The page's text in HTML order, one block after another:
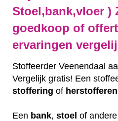
Stoel,bank,vloer )
goedkoop of
ervaringen
Stoffeerder Veenendaal
Vergelijk gratis! Een
stoffering of herstofferen
Een bank, stoel of